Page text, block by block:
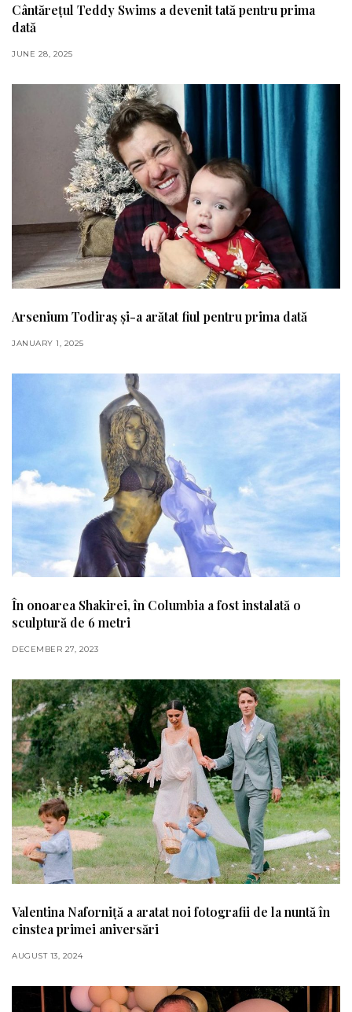
Cântărețul Teddy Swims a devenit tată pentru prima
dată
JUNE 28, 2025
Arsenium Todiraș și-a arătat fiul pentru prima dată
JANUARY 1, 2025
În onoarea Shakirei, în Columbia a fost instalată o
sculptură de 6 metri
DECEMBER 27, 2023
Valentina Naforniță a aratat noi fotografii de la nuntă în
cinstea primei aniversări
AUGUST 13, 2024